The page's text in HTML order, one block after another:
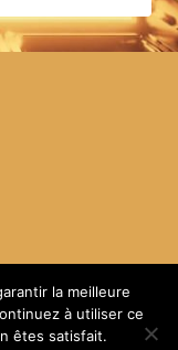
la meilleure
à utiliser ce
êtes satisfait.